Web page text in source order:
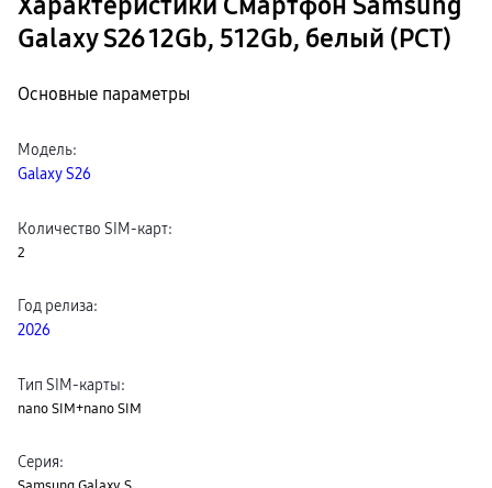
Galaxy S26 12Gb, 512Gb, белый (РСТ)
Основные параметры
Модель:
Galaxy S26
Количество SIM-карт:
2
Год релиза:
2026
Тип SIM-карты:
nano SIM+nano SIM
Серия: